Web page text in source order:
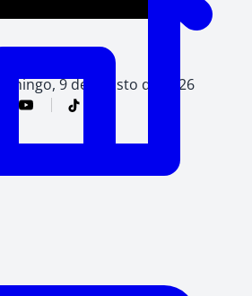
domingo, 9 de agosto de 2026